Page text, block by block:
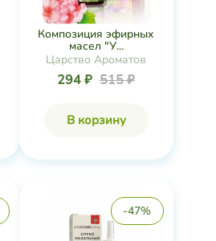
Композиция эфирных
масел "У...
Царство Ароматов
294 ₽ 515 ₽
В корзину
-47%